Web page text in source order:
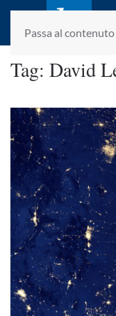
Passa al
Tag: David